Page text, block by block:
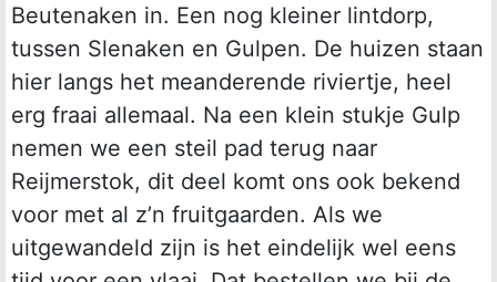
Beutenaken in. Een nog kleiner lintdorp,
tussen Slenaken en Gulpen. De huizen staan
hier langs het meanderende riviertje, heel
erg fraai allemaal. Na een klein stukje Gulp
nemen we een steil pad terug naar
Reijmerstok, dit deel komt ons ook bekend
voor met al z’n fruitgaarden. Als we
uitgewandeld zijn is het eindelijk wel eens